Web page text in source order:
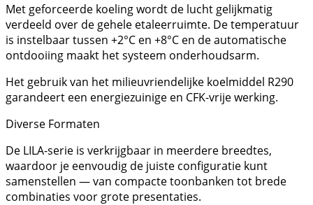
Met geforceerde koeling wordt de lucht gelijkmatig
verdeeld over de gehele etaleerruimte. De temperatuur
is instelbaar tussen +2°C en +8°C en de automatische
ontdooiing maakt het systeem onderhoudsarm.
Het gebruik van het milieuvriendelijke koelmiddel R290
garandeert een energiezuinige en CFK-vrije werking.
Diverse Formaten
De LILA-serie is verkrijgbaar in meerdere breedtes,
waardoor je eenvoudig de juiste configuratie kunt
samenstellen — van compacte toonbanken tot brede
combinaties voor grote presentaties.